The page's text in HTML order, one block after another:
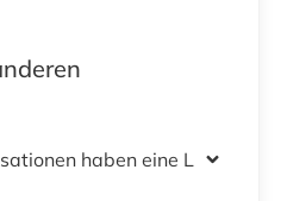
haben eine Lizenz